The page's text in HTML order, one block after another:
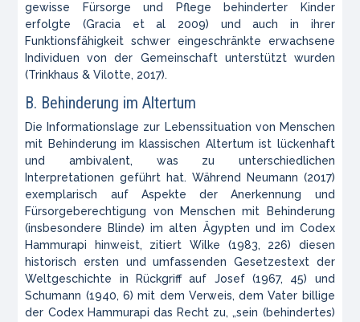
gewisse Fürsorge und Pflege behinderter Kinder
erfolgte (Gracia et al 2009) und auch in ihrer
Funktionsfähigkeit schwer eingeschränkte erwachsene
Individuen von der Gemeinschaft unterstützt wurden
(Trinkhaus & Vilotte, 2017).
B. Behinderung im Altertum
Die Informationslage zur Lebenssituation von Menschen
mit Behinderung im klassischen Altertum ist lückenhaft
und ambivalent, was zu unterschiedlichen
Interpretationen geführt hat. Während Neumann (2017)
exemplarisch auf Aspekte der Anerkennung und
Fürsorgeberechtigung von Menschen mit Behinderung
(insbesondere Blinde) im alten Ägypten und im Codex
Hammurapi hinweist, zitiert Wilke (1983, 226) diesen
historisch ersten und umfassenden Gesetzestext der
Weltgeschichte in Rückgriff auf Josef (1967, 45) und
Schumann (1940, 6) mit dem Verweis, dem Vater billige
der Codex Hammurapi das Recht zu, „sein (behindertes)